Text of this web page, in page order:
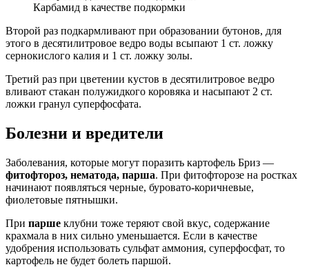
Карбамид в качестве подкормки
Второй раз подкармливают при образовании бутонов, для
этого в десятилитровое ведро воды всыпают 1 ст. ложку
сернокислого калия и 1 ст. ложку золы.
Третий раз при цветении кустов в десятилитровое ведро
вливают стакан полужидкого коровяка и насыпают 2 ст.
ложки гранул суперфосфата.
Болезни и вредители
Заболевания, которые могут поразить картофель Бриз —
фитофтороз, нематода, парша. При фитофторозе на ростках
начинают появляться черные, буровато-коричневые,
фиолетовые пятнышки.
При парше клубни тоже теряют свой вкус, содержание
крахмала в них сильно уменьшается. Если в качестве
удобрения использовать сульфат аммония, суперфосфат, то
картофель не будет болеть паршой.